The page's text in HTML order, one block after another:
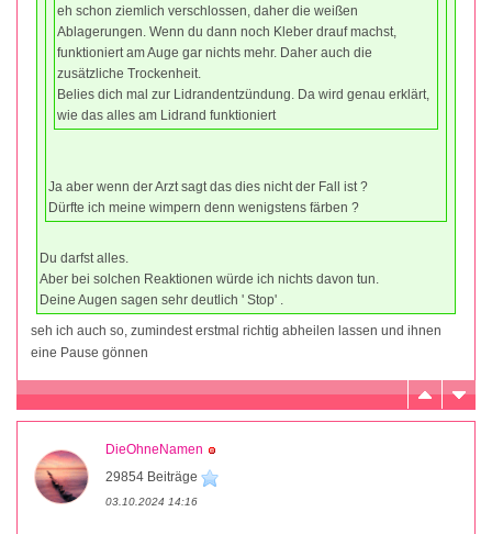
eh schon ziemlich verschlossen, daher die weißen
Ablagerungen. Wenn du dann noch Kleber drauf machst,
funktioniert am Auge gar nichts mehr. Daher auch die
zusätzliche Trockenheit.
Belies dich mal zur Lidrandentzündung. Da wird genau erklärt,
wie das alles am Lidrand funktioniert
Ja aber wenn der Arzt sagt das dies nicht der Fall ist ?
Dürfte ich meine wimpern denn wenigstens färben ?
Du darfst alles.
Aber bei solchen Reaktionen würde ich nichts davon tun.
Deine Augen sagen sehr deutlich ' Stop' .
seh ich auch so, zumindest erstmal richtig abheilen lassen und ihnen
eine Pause gönnen
DieOhneNamen
29854 Beiträge
03.10.2024 14:16